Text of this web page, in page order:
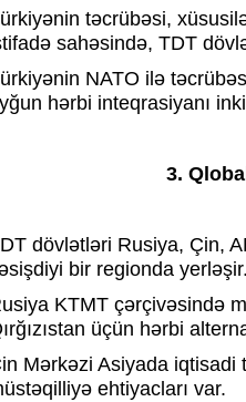
təcrübəsi,
sahəsində, TDT
NATO ilə
hərbi inteqrasiyanı
3.
dövlətləri Rusiya, Çin,
bir regionda
KTMT çərçivəsində
üçün hərbi
Mərkəzi Asiyada iqtisadi
ehtiyacları var.